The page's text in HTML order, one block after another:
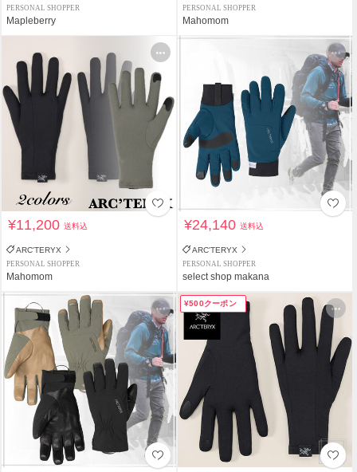
PERSONAL SHOPPER
Mapleberry
PERSONAL SHOPPER
Mahomom
¥11,200送料込
ARC'TERYX
PERSONAL SHOPPER
Mahomom
¥24,140送料込
ARC'TERYX
PERSONAL SHOPPER
select shop makana
¥500クーポン